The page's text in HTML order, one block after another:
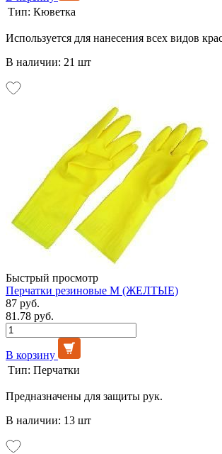
Тип: Кюветка
Используется для нанесения всех видов
В наличии: 21 шт
Быстрый просмотр
Перчатки резиновые М (ЖЕЛТЫЕ)
87 руб.
81.78 руб.
В корзину
Тип: Перчатки
Предназначены для защиты рук.
В наличии: 13 шт